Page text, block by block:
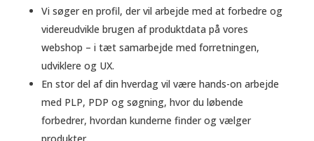
Vi søger en profil, der vil arbejde med at forbedre og
videreudvikle brugen af produktdata på vores
webshop – i tæt samarbejde med forretningen,
udviklere og UX.
En stor del af din hverdag vil være hands-on arbejde
med PLP, PDP og søgning, hvor du løbende
forbedrer, hvordan kunderne finder og vælger